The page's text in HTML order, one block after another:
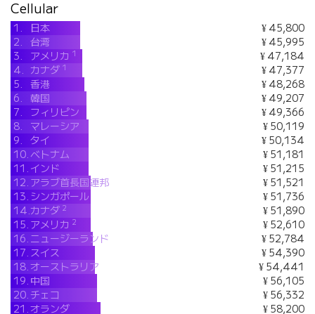
Cellular
1. 日本
¥ 45,800
2.
台湾
¥ 45,995
3.
アメリカ 1
¥ 47,184
4.
カナダ 1
¥ 47,377
5.
香港
¥ 48,268
6.
韓国
¥ 49,207
7.
フィリピン
¥ 49,366
8.
マレーシア
¥ 50,119
9.
タイ
¥ 50,134
10.ベトナム
¥ 51,181
11. インド
¥ 51,215
12. アラブ首長国連邦
¥ 51,521
13. シンガポール
¥ 51,736
14.カナダ 2
¥ 51,890
15. アメリカ 2
¥ 52,610
16. ニュージーランド
¥ 52,784
17. スイス
¥ 54,390
18.オーストラリア
¥ 54,441
19. 中国
¥ 56,105
20.チェコ
¥ 56,332
21.オランダ
¥ 58,200